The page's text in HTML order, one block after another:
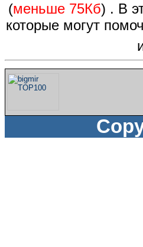
(меньше75Кб) . В
которые могут